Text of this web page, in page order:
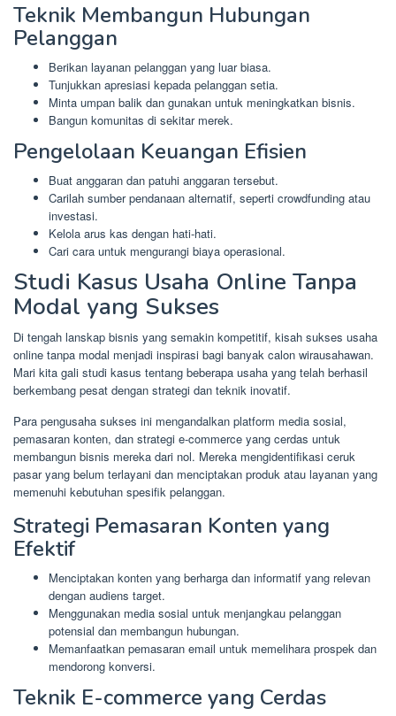
Teknik Membangun Hubungan
Pelanggan
Berikan layanan pelanggan yang luar biasa.
Tunjukkan apresiasi kepada pelanggan setia.
Minta umpan balik dan gunakan untuk meningkatkan bisnis.
Bangun komunitas di sekitar merek.
Pengelolaan Keuangan Efisien
Buat anggaran dan patuhi anggaran tersebut.
Carilah sumber pendanaan alternatif, seperti crowdfunding atau
investasi.
Kelola arus kas dengan hati-hati.
Cari cara untuk mengurangi biaya operasional.
Studi Kasus Usaha Online Tanpa
Modal yang Sukses
Di tengah lanskap bisnis yang semakin kompetitif, kisah sukses usaha
online tanpa modal menjadi inspirasi bagi banyak calon wirausahawan.
Mari kita gali studi kasus tentang beberapa usaha yang telah berhasil
berkembang pesat dengan strategi dan teknik inovatif.
Para pengusaha sukses ini mengandalkan platform media sosial,
pemasaran konten, dan strategi e-commerce yang cerdas untuk
membangun bisnis mereka dari nol. Mereka mengidentifikasi ceruk
pasar yang belum terlayani dan menciptakan produk atau layanan yang
memenuhi kebutuhan spesifik pelanggan.
Strategi Pemasaran Konten yang
Efektif
Menciptakan konten yang berharga dan informatif yang relevan
dengan audiens target.
Menggunakan media sosial untuk menjangkau pelanggan
potensial dan membangun hubungan.
Memanfaatkan pemasaran email untuk memelihara prospek dan
mendorong konversi.
Teknik E-commerce yang Cerdas